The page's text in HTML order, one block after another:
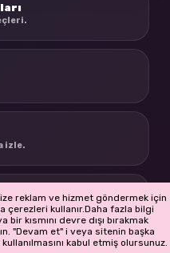
izle.
reklam ve hizmet göndermek için
kullanır.Daha fazla bilgi
kısmını devre dışı bırakmak
"Devam et" i veya sitenin başka
kabul etmiş olursunuz.